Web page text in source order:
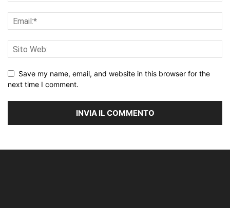
Save my name, email, and website in this browser for the
next time I comment.